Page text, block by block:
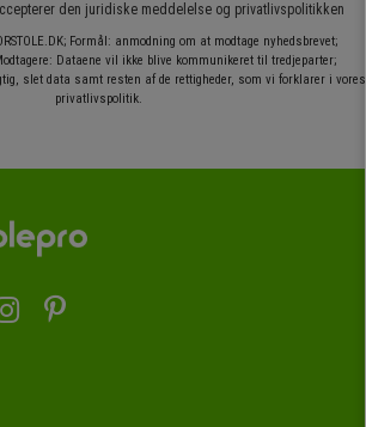
den juridiske meddelelse og privatlivspolitikken
Formål: anmodning om at modtage nyhedsbrevet;
Dataene vil ikke blive kommunikeret til tredjeparter;
slet data samt resten af de rettigheder, som vi forklarer i vores
privatlivspolitik.